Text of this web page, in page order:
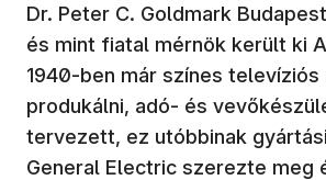
Dr. Peter C. Goldmark
és mint fiatal mérnök került ki
1940-ben már színes
produkálni, adó- és
tervezett, ez utóbbinak
General Electric szerezte meg